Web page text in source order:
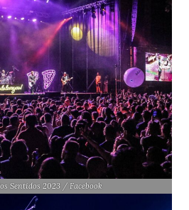
Sentidos 2023 / Facebook